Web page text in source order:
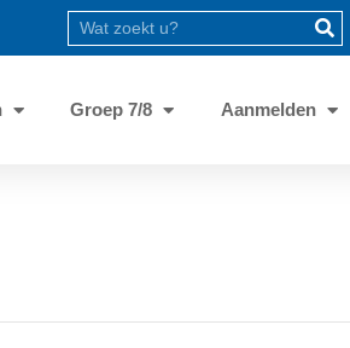
Groep 7/8 Aanmelden